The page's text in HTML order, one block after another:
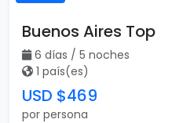
Buenos Aires Top
6 días / 5 noches
1 país(es)
USD $469
por persona